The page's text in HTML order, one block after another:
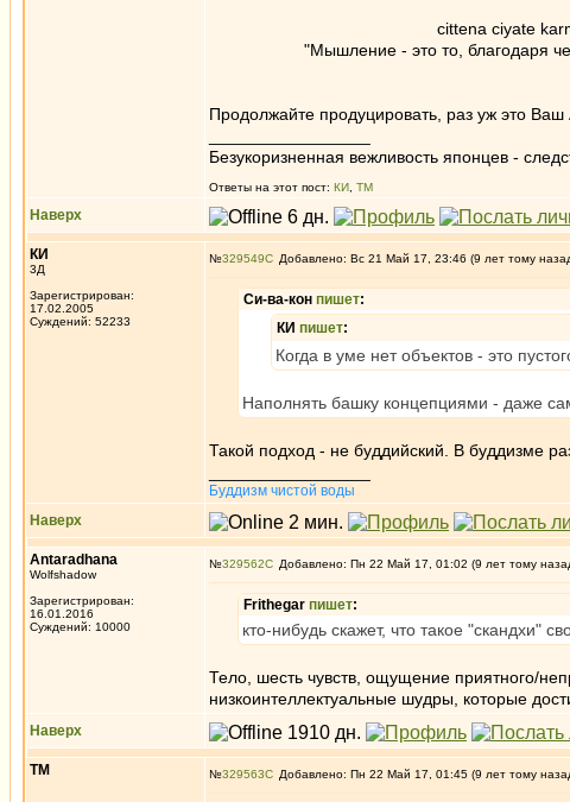
cittena ciyate
"Мышление - это то, благодаря чему
"Ланка-
Продолжайте продуцировать, раз уж это
Безукоризненная вежливость японцев -
Ответы на этот пост: КИ ТМ
Наверх
КИ
3Д
Зарегистрирован:
17.02.2005
Суждений: 52233
№329549 Добавлено: Вс 21 Май 17, 23:46 (9 лет тому
Си-ва-кон пишет:
КИ пишет:
Когда в уме нет объектов - это
Наполнять башку концепциями - даже
Такой подход - не буддийский. В буддизме
Буддизм чистой воды
Наверх
Antaradhana
Wolfshadow
Зарегистрирован:
16.01.2016
Суждений: 10000
№329562 Добавлено: Пн 22 Май 17, 01:02 (9 лет тому
Frithegar пишет:
кто-нибудь скажет, что такое "скандхи"
Тело, шесть чувств, ощущение приятного/
низкоинтеллектуальные шудры, которые
Наверх
ТМ №329563 Добавлено: Пн 22 Май 17, 01:45 (9 лет тому